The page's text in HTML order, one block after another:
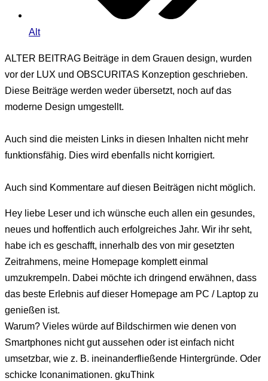
Alt
ALTER BEITRAG Beiträge in dem Grauen design, wurden
vor der LUX und OBSCURITAS Konzeption geschrieben.
Diese Beiträge werden weder übersetzt, noch auf das
moderne Design umgestellt.
Auch sind die meisten Links in diesen Inhalten nicht mehr
funktionsfähig. Dies wird ebenfalls nicht korrigiert.
Auch sind Kommentare auf diesen Beiträgen nicht möglich.
Hey liebe Leser und ich wünsche euch allen ein gesundes,
neues und hoffentlich auch erfolgreiches Jahr. Wir ihr seht,
habe ich es geschafft, innerhalb des von mir gesetzten
Zeitrahmens, meine Homepage komplett einmal
umzukrempeln. Dabei möchte ich dringend erwähnen, dass
das beste Erlebnis auf dieser Homepage am PC / Laptop zu
genießen ist.
Warum? Vieles würde auf Bildschirmen wie denen von
Smartphones nicht gut aussehen oder ist einfach nicht
umsetzbar, wie z. B. ineinanderfließende Hintergründe. Oder
schicke Iconanimationen. gkuThink